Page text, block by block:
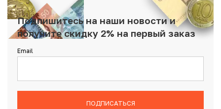
Подпишитесь на наши новости и
получите скидку 2% на первый заказ
Email
ПОДПИСАТЬСЯ